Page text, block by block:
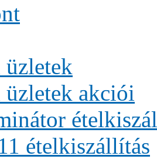
üzletek
üzletek akciói
ételkiszállítás